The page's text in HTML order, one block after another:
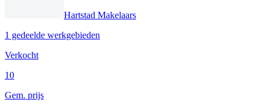
Hartstad Makelaars
1 gedeelde werkgebieden
Verkocht
10
Gem. prijs